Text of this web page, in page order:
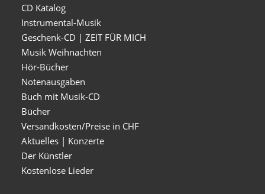
CD Katalog
Instrumental-Musik
Geschenk-CD | ZEIT FÜR MICH
Musik Weihnachten
Hör-Bücher
Notenausgaben
Buch mit Musik-CD
Bücher
Versandkosten/Preise in CHF
Aktuelles | Konzerte
Der Künstler
Kostenlose Lieder